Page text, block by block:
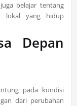
belajar tentang
lokal yang hidup
Depan
pada kondisi
dari perubahan